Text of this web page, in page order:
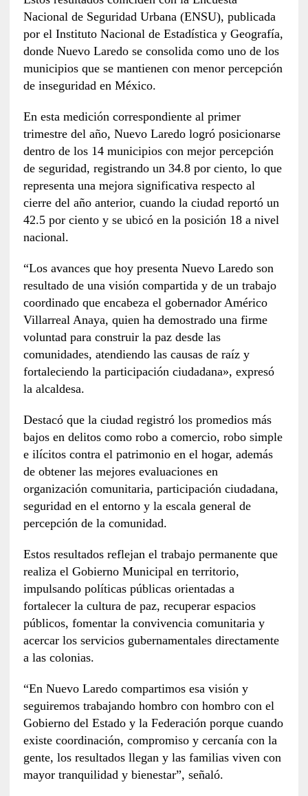
Nacional de Seguridad Urbana (ENSU), publicada
por el Instituto Nacional de Estadística y Geografía,
donde Nuevo Laredo se consolida como uno de los
municipios que se mantienen con menor percepción
de inseguridad en México.
En esta medición correspondiente al primer
trimestre del año, Nuevo Laredo logró posicionarse
dentro de los 14 municipios con mejor percepción
de seguridad, registrando un 34.8 por ciento, lo que
representa una mejora significativa respecto al
cierre del año anterior, cuando la ciudad reportó un
42.5 por ciento y se ubicó en la posición 18 a nivel
nacional.
“Los avances que hoy presenta Nuevo Laredo son
resultado de una visión compartida y de un trabajo
coordinado que encabeza el gobernador Américo
Villarreal Anaya, quien ha demostrado una firme
voluntad para construir la paz desde las
comunidades, atendiendo las causas de raíz y
fortaleciendo la participación ciudadana», expresó
la alcaldesa.
Destacó que la ciudad registró los promedios más
bajos en delitos como robo a comercio, robo simple
e ilícitos contra el patrimonio en el hogar, además
de obtener las mejores evaluaciones en
organización comunitaria, participación ciudadana,
seguridad en el entorno y la escala general de
percepción de la comunidad.
Estos resultados reflejan el trabajo permanente que
realiza el Gobierno Municipal en territorio,
impulsando políticas públicas orientadas a
fortalecer la cultura de paz, recuperar espacios
públicos, fomentar la convivencia comunitaria y
acercar los servicios gubernamentales directamente
a las colonias.
“En Nuevo Laredo compartimos esa visión y
seguiremos trabajando hombro con hombro con el
Gobierno del Estado y la Federación porque cuando
existe coordinación, compromiso y cercanía con la
gente, los resultados llegan y las familias viven con
mayor tranquilidad y bienestar”, señaló.